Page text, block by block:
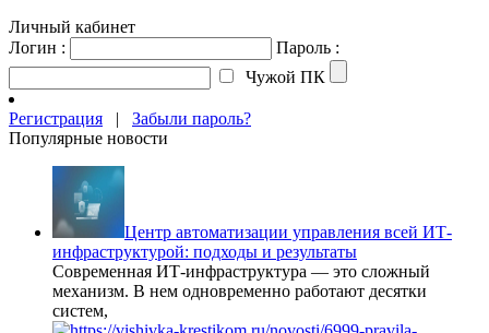
Личный кабинет
Логин :
Пароль :
Чужой ПК
Регистрация | Забыли пароль?
Популярные новости
Центр автоматизации управления всей ИТ-
инфраструктурой: подходы и результаты
Современная ИТ-инфраструктура — это сложный
механизм. В нем одновременно работают десятки
систем,